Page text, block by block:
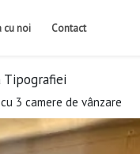
cu noi Contact
Tipografiei
3 camere de vânzare